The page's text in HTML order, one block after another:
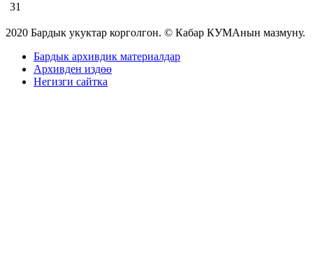
31
2020 Бардык укуктар корголгон. © Кабар КУМАнын мазмуну.
Бардык архивдик материалдар
Архивден издөө
Негизги сайтка